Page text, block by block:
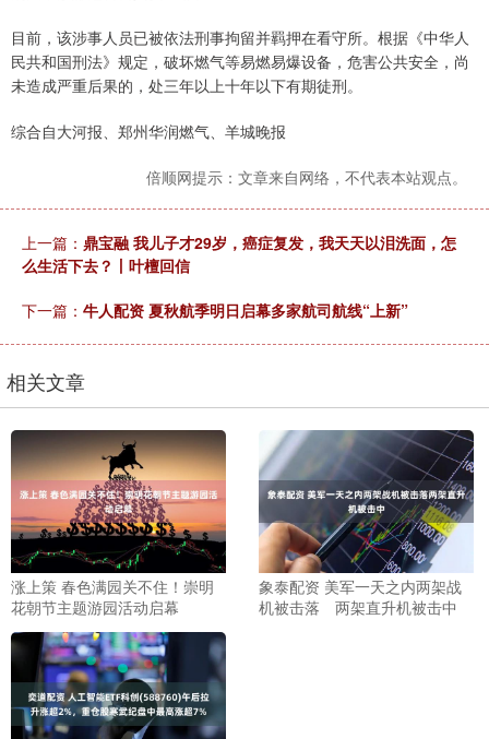
目前，该涉事人员已被依法刑事拘留并羁押在看守所。根据《中华人
民共和国刑法》规定，破坏燃气等易燃易爆设备，危害公共安全，尚
未造成严重后果的，处三年以上十年以下有期徒刑。
综合自大河报、郑州华润燃气、羊城晚报
倍顺网提示：文章来自网络，不代表本站观点。
上一篇： 鼎宝融 我儿子才29岁，癌症复发，我天天以泪洗面，怎
么生活下去？丨叶檀回信
下一篇： 牛人配资 夏秋航季明日启幕多家航司航线“上新”
相关文章
涨上策 春色满园关不住！崇明
花朝节主题游园活动启幕
象泰配资 美军一天之内两架战
机被击落 两架直升机被击中